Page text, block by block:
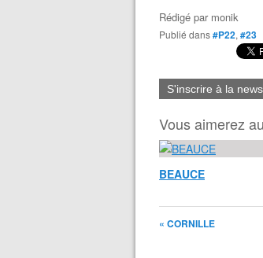
Rédigé par monik
Publié dans#P22, #23
S'inscrire à la
Vous aimerez
BEAUCE
« CORNILLE